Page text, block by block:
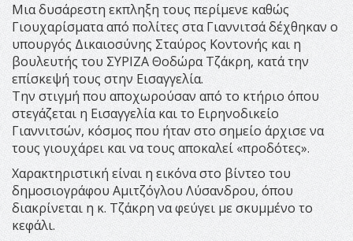
Μια δυσάρεστη εκπληξη τους περίμενε καθώς
Γιουχαρίσματα από πολίτες στα Γιαννιτσά δέχθηκαν ο
υπουργός Δικαιοσύνης Σταύρος Κοντονής και η
βουλευτής του ΣΥΡΙΖΑ Θοδώρα Τζάκρη, κατά την
επίσκεψή τους στην Εισαγγελία.
Την στιγμή που αποχωρούσαν από το κτήριο όπου
στεγάζεται η Εισαγγελία και το Ειρηνοδικείο
Γιαννιτσών, κόσμος που ήταν στο σημείο άρχισε να
τους γιουχάρει και να τους αποκαλεί «προδότες».
Χαρακτηριστική είναι η εικόνα στο βίντεο του
δημοσιογράφου Αμιτζόγλου Λύσανδρου, όπου
διακρίνεται η κ. Τζάκρη να φεύγει με σκυμμένο το
κεφάλι.